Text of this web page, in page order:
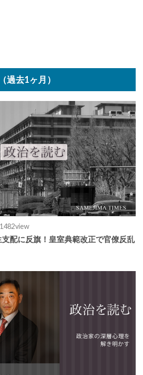
過去1ヶ月）
1482view
配に反旗！皇室典範改正で官僚反乱